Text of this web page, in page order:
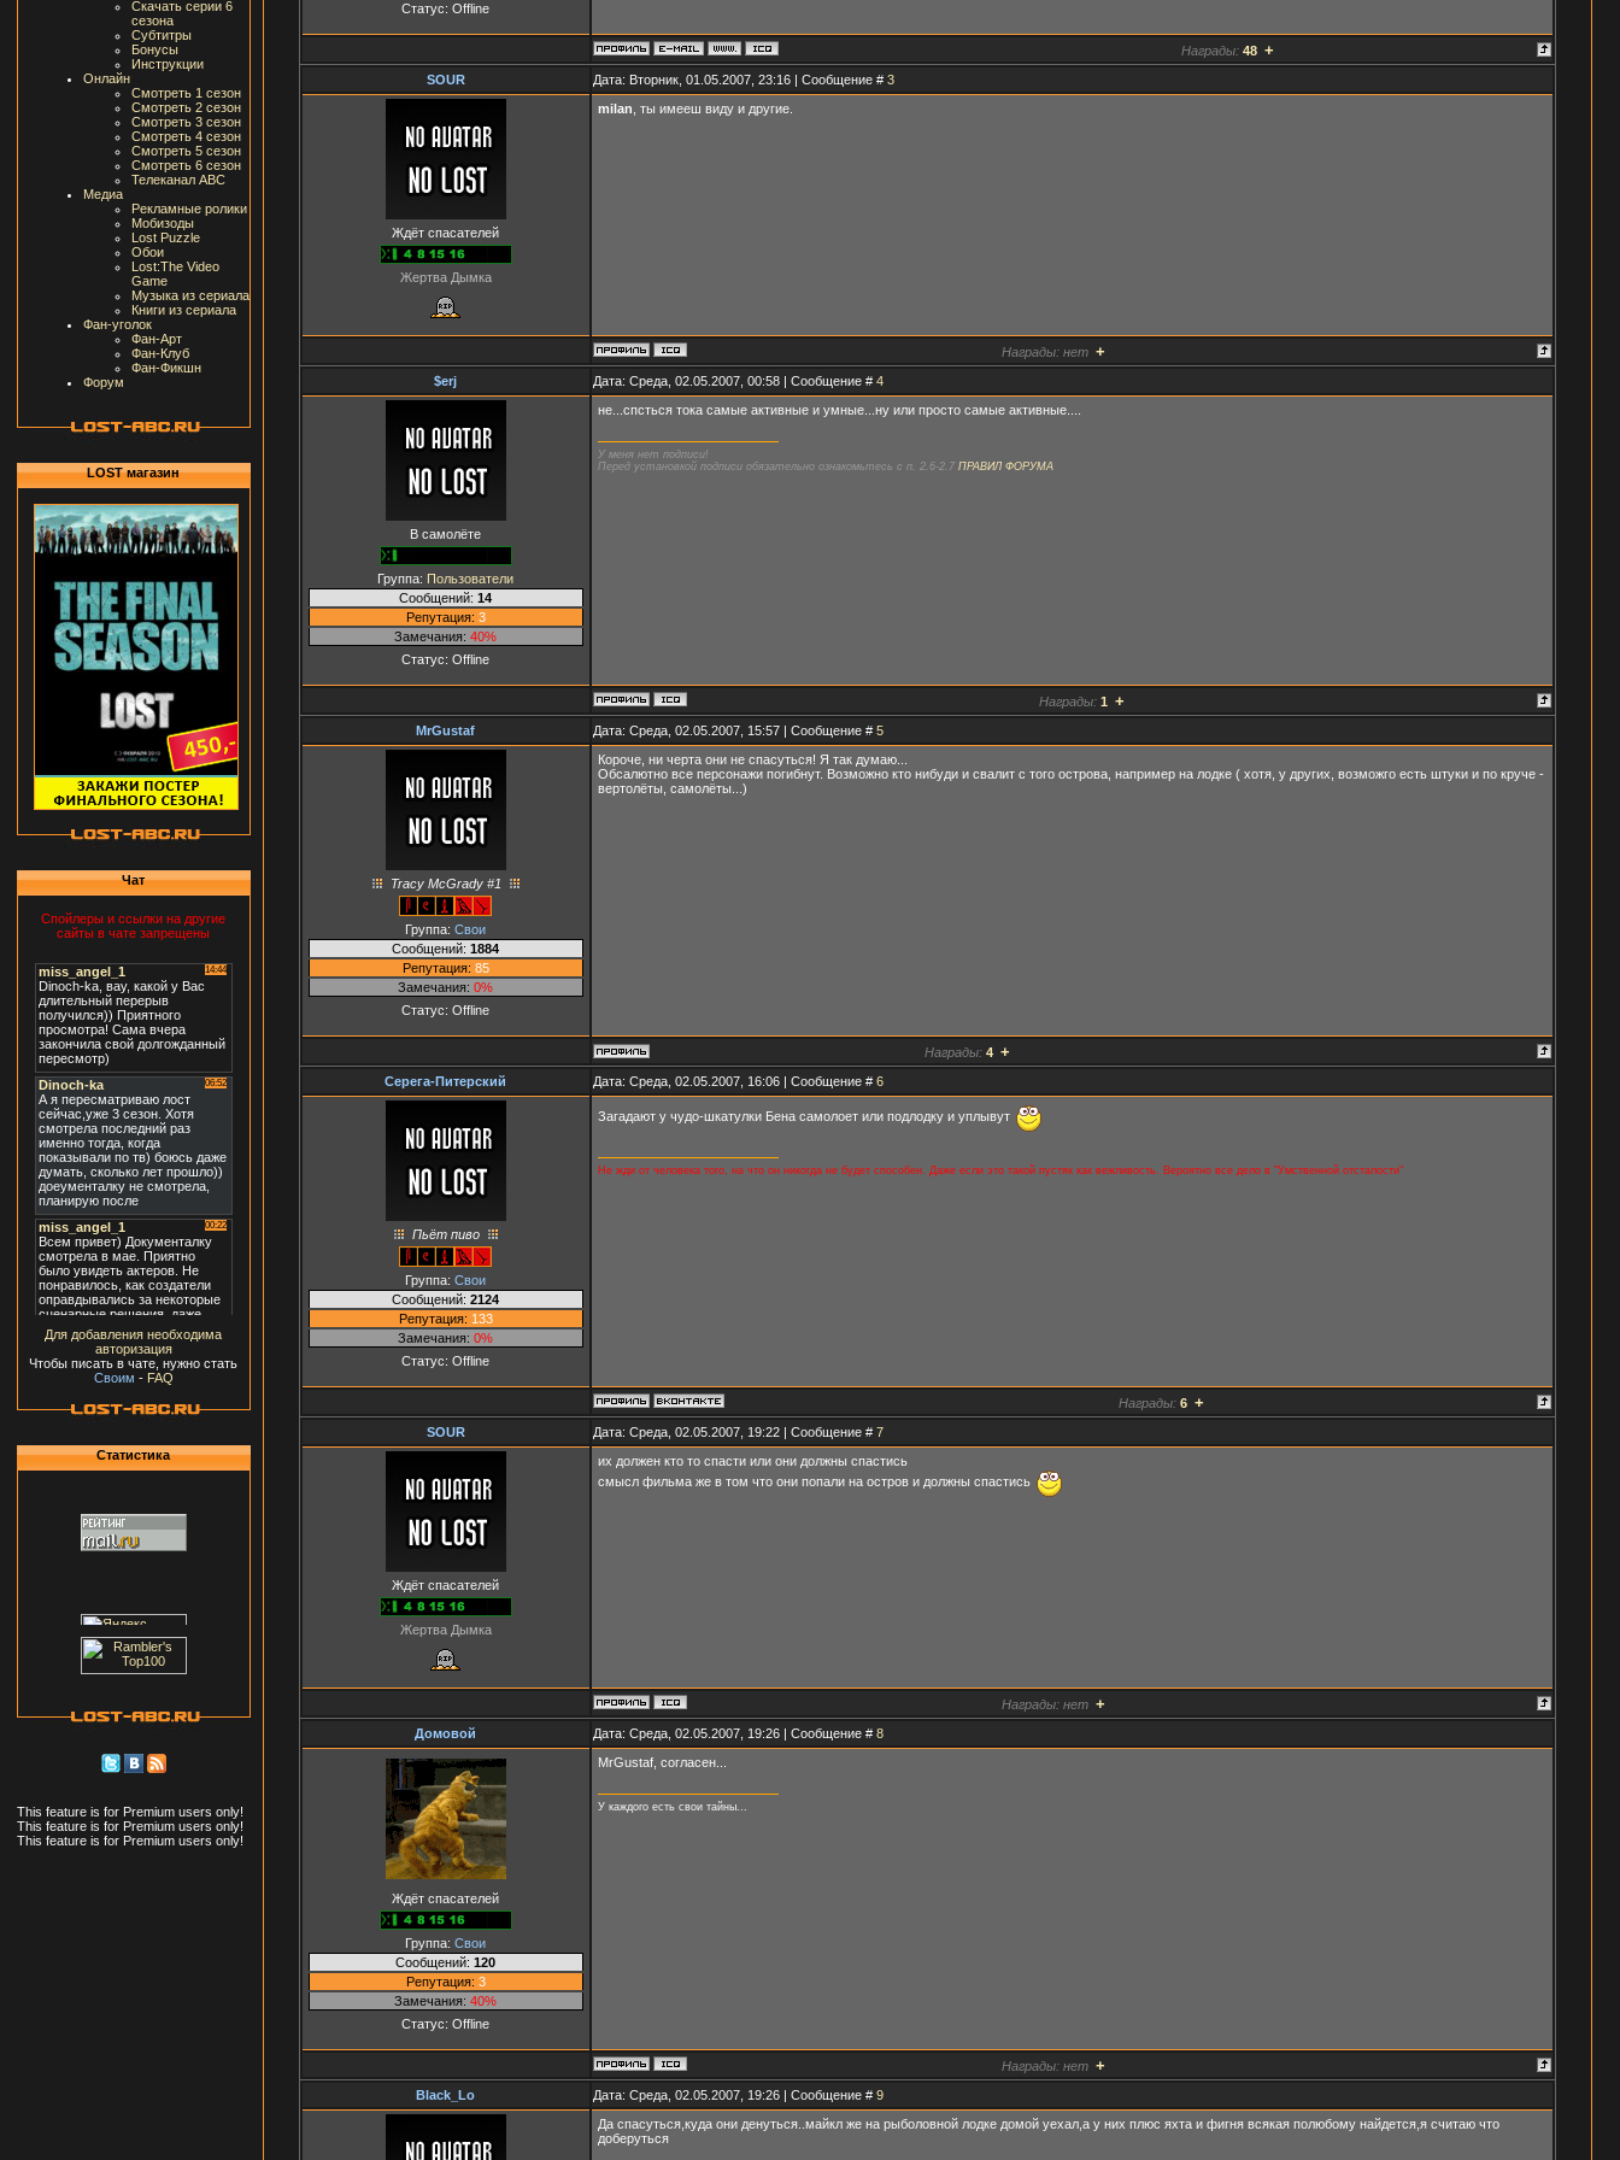
Скачать серии 6
сезона
Субтитры
Бонусы
Инструкции
Онлайн
Смотреть 1 сезон
Смотреть 2 сезон
Смотреть 3 сезон
Смотреть 4 сезон
Смотреть 5 сезон
Смотреть 6 сезон
Телеканал ABC
Медиа
Рекламные ролики
Мобизоды
Lost Puzzle
Обои
Lost:The Video
Game
Музыка из сериала
Книги из сериала
Фан-уголок
Фан-Арт
Фан-Клуб
Фан-Фикшн
Форум
LOST магазин
Чат
Спойлеры и ссылки на другие
сайты в чате запрещены
Для добавления необходима
авторизация
Чтобы писать в чате, нужно стать
Своим - FAQ
Статистика
This feature is for Premium users only!
This feature is for Premium users only!
This feature is for Premium users only!
Статус: Offline
Награды: 48 +
SOUR Дата: Вторник, 01.05.2007, 23:16 | Сообщение # 3
Ждёт спасателей
Жертва Дымка
milan , ты имееш виду и другие.
Награды: нет +
$erj Дата: Среда, 02.05.2007, 00:58 | Сообщение # 4
В самолёте
Группа: Пользователи
Сообщений: 14
Репутация: 3
Замечания: 40%
Статус: Offline
не...спсться тока самые активные и умные...ну или просто самые активные....
У меня нет подписи!
Перед установкой подписи обязательно ознакомьтесь с п. 2.6-2.7 ПРАВИЛ ФОРУМА
Награды: 1 +
MrGustaf Дата: Среда, 02.05.2007, 15:57 | Сообщение # 5
Tracy McGrady #1
Группа: Свои
Сообщений: 1884
Репутация: 85
Замечания: 0%
Статус: Offline
Короче, ни черта они не спасуться! Я так думаю...
Обсалютно все персонажи погибнут. Возможно кто нибуди и свалит с того острова, например на лодке ( хотя, у других, возможго есть штуки и по круче -
вертолёты, самолёты...)
Награды: 4 +
Серега-Питерский Дата: Среда, 02.05.2007, 16:06 | Сообщение # 6
Пьёт пиво
Группа: Свои
Сообщений: 2124
Репутация: 133
Замечания: 0%
Статус: Offline
Загадают у чудо-шкатулки Бена самолоет или подлодку и уплывут
Не жди от человека того, на что он никогда не будет способен. Даже если это такой пустяк как вежливость. Вероятно все дело в "Умственной отсталости"
Награды: 6 +
SOUR Дата: Среда, 02.05.2007, 19:22 | Сообщение # 7
Ждёт спасателей
Жертва Дымка
их должен кто то спасти или они должны спастись
смысл фильма же в том что они попали на остров и должны спастись
Награды: нет +
Домовой Дата: Среда, 02.05.2007, 19:26 | Сообщение # 8
Ждёт спасателей
Группа: Свои
Сообщений: 120
Репутация: 3
Замечания: 40%
Статус: Offline
MrGustaf, согласен...
У каждого есть свои тайны...
Награды: нет +
Black_Lo Дата: Среда, 02.05.2007, 19:26 | Сообщение # 9
Да спасуться,куда они денуться..майкл же на рыболовной лодке домой уехал,а у них плюс яхта и фигня всякая полюбому найдется,я считаю что
доберуться